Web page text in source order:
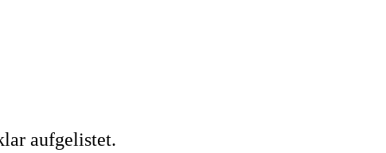
aufgelistet.